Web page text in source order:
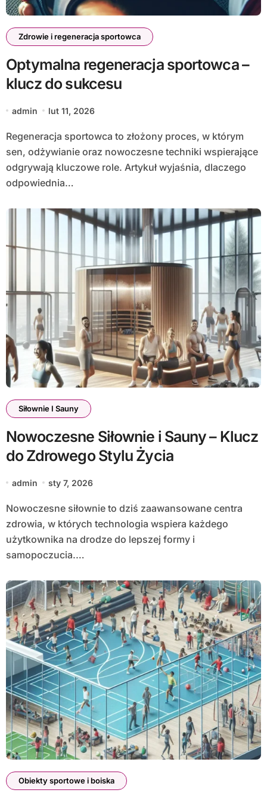
Zdrowie i regeneracja sportowca
Optymalna regeneracja sportowca –
klucz do sukcesu
admin lut 11, 2026
Regeneracja sportowca to złożony proces, w którym
sen, odżywianie oraz nowoczesne techniki wspierające
odgrywają kluczowe role. Artykuł wyjaśnia, dlaczego
odpowiednia…
Siłownie I Sauny
Nowoczesne Siłownie i Sauny – Klucz
do Zdrowego Stylu Życia
admin sty 7, 2026
Nowoczesne siłownie to dziś zaawansowane centra
zdrowia, w których technologia wspiera każdego
użytkownika na drodze do lepszej formy i
samopoczucia.…
Obiekty sportowe i boiska